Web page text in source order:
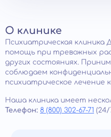
О клинике
Психиатрическая
помощь при тревожных
других состояниях.
соблюдаем
психиатрическое лечение
Наша клиника имеет
Телефон: 8 (800) 302-67-71 (24/